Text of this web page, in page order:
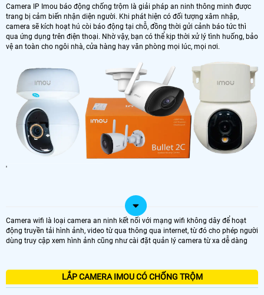
Camera IP Imou báo động chống trộm là giải pháp an ninh thông minh được
trang bị cảm biến nhận diện người. Khi phát hiện có đối tượng xâm nhập,
camera sẽ kích hoạt hú còi báo động tại chỗ, đồng thời gửi cảnh báo tức thì
qua ứng dụng trên điện thoại. Nhờ vậy, bạn có thể kịp thời xử lý tình huống, bảo
vệ an toàn cho ngôi nhà, cửa hàng hay văn phòng mọi lúc, mọi nơi.
'
Camera wifi là loại camera an ninh kết nối với mạng wifi không dây để hoạt
động truyền tải hình ảnh, video từ qua thông qua internet, từ đó cho phép người
dùng truy cập xem hình ảnh cũng như cài đặt quản lý camera từ xa dễ dàng
LẮP CAMERA IMOU CÓ CHỐNG TRỘM